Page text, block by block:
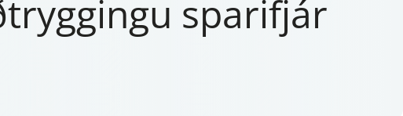
sparifjár